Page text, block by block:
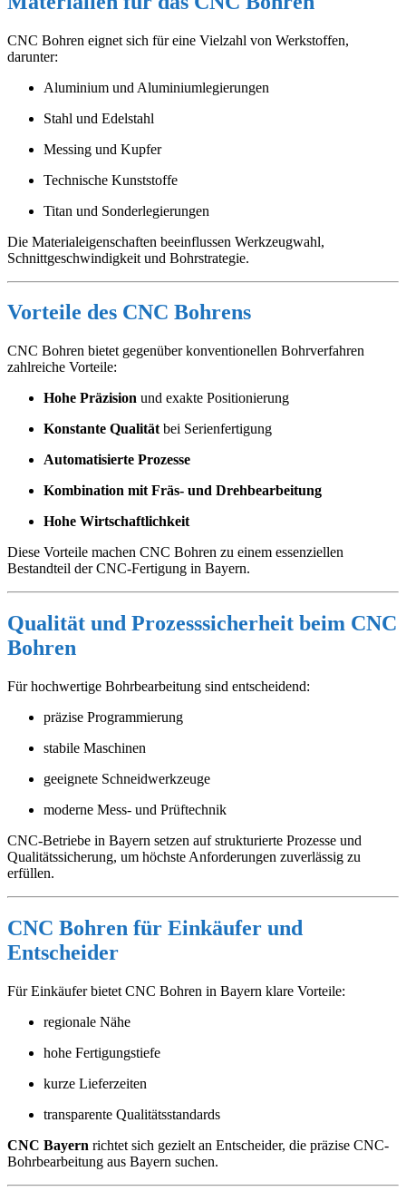
CNC Bohren eignet sich für eine Vielzahl von Werkstoffen,
darunter:
Aluminium und Aluminiumlegierungen
Stahl und Edelstahl
Messing und Kupfer
Technische Kunststoffe
Titan und Sonderlegierungen
Die Materialeigenschaften beeinflussen Werkzeugwahl,
Schnittgeschwindigkeit und Bohrstrategie.
Vorteile des CNC Bohrens
CNC Bohren bietet gegenüber konventionellen Bohrverfahren
zahlreiche Vorteile:
Hohe Präzision und exakte Positionierung
Konstante Qualität bei Serienfertigung
Automatisierte Prozesse
Kombination mit Fräs- und Drehbearbeitung
Hohe Wirtschaftlichkeit
Diese Vorteile machen CNC Bohren zu einem essenziellen
Bestandteil der CNC-Fertigung in Bayern.
Qualität und Prozesssicherheit beim CNC
Bohren
Für hochwertige Bohrbearbeitung sind entscheidend:
präzise Programmierung
stabile Maschinen
geeignete Schneidwerkzeuge
moderne Mess- und Prüftechnik
CNC-Betriebe in Bayern setzen auf strukturierte Prozesse und
Qualitätssicherung, um höchste Anforderungen zuverlässig zu
erfüllen.
CNC Bohren für Einkäufer und
Entscheider
Für Einkäufer bietet CNC Bohren in Bayern klare Vorteile:
regionale Nähe
hohe Fertigungstiefe
kurze Lieferzeiten
transparente Qualitätsstandards
CNC Bayern richtet sich gezielt an Entscheider, die präzise CNC-
Bohrbearbeitung aus Bayern suchen.